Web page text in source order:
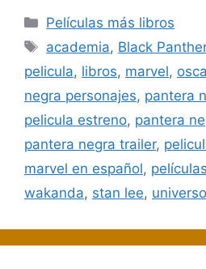
Categorías
Películas más libros
Etiquetas
academia, Black
pelicula, libros, marvel,
negra personajes, pantera
pelicula estreno, pantera
pantera negra trailer,
marvel en español, películas
wakanda, stan lee, universo